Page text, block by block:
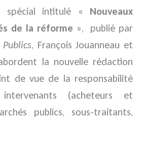
spécial intitulé « Nouveaux
de la réforme », publié par
, François Jouanneau et
la nouvelle rédaction
de vue de la responsabilité
(acheteurs et
publics, sous-traitants,